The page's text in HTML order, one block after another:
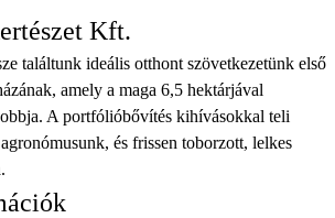
Kft.
találtunk ideális otthont szövetkezetünk első
amely a maga 6,5 hektárjával
A portfólióbővítés kihívásokkal teli
és frissen toborzott, lelkes